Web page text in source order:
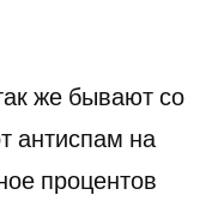
же бывают со
антиспам на
процентов